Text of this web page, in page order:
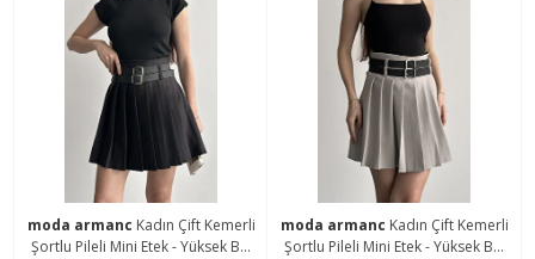
moda armanc Kadın Çift Kemerli
Şortlu Pileli Mini Etek - Yüksek Bel
moda armanc Kadın Çift Kemerli
Şortlu Pileli Mini Etek - Yüksek Bel